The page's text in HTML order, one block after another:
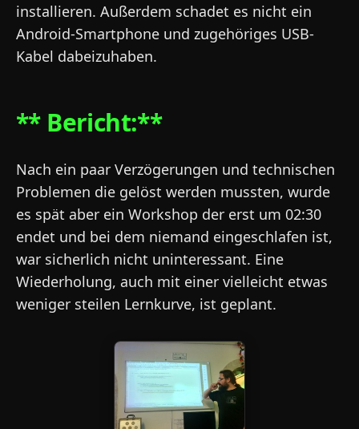
installieren. Außerdem schadet es nicht ein
Android-Smartphone und zugehöriges USB-
Kabel dabeizuhaben.
** Bericht:**
Nach ein paar Verzögerungen und technischen
Problemen die gelöst werden mussten, wurde
es spät aber ein Workshop der erst um 02:30
endet und bei dem niemand eingeschlafen ist,
war sicherlich nicht uninteressant. Eine
Wiederholung, auch mit einer vielleicht etwas
weniger steilen Lernkurve, ist geplant.